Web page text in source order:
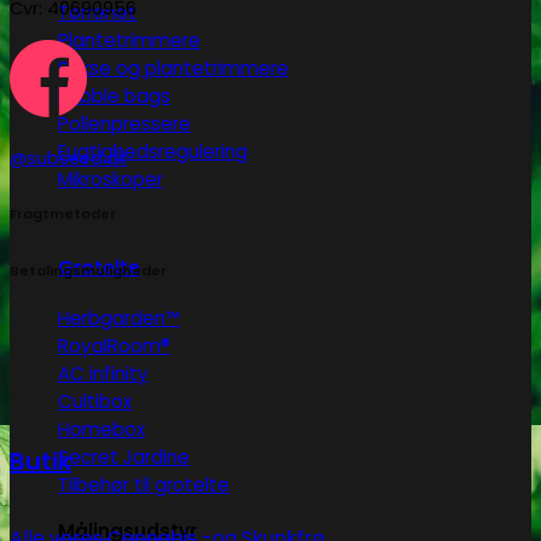
Tørrenet
Plantetrimmere
Sakse og plantetrimmere
Bubble bags
Pollenpressere
Fugtighedsregulering
Mikroskoper
Grotelte
Herbgarden™
RoyalRoom®
AC infinity
Cultibox
Homebox
Secret Jardine
Tilbehør til grotelte
Målingsudstyr
Cvr: 40690956
@subseed.dk
Betalingsmuligheder
Butik